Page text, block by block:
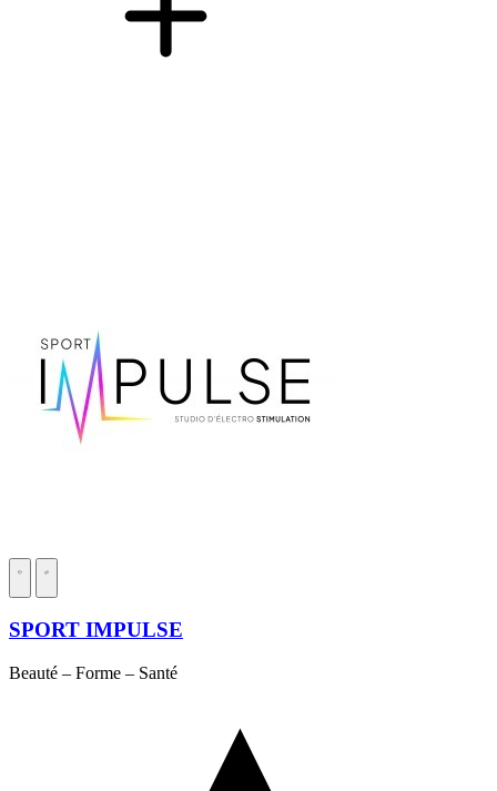
SPORT IMPULSE
Beauté – Forme – Santé